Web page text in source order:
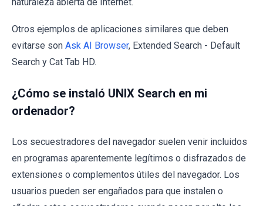
naturaleza abierta de Internet.
Otros ejemplos de aplicaciones similares que deben
evitarse son Ask AI Browser, Extended Search - Default
Search y Cat Tab HD.
¿Cómo se instaló UNIX Search en mi
ordenador?
Los secuestradores del navegador suelen venir incluidos
en programas aparentemente legítimos o disfrazados de
extensiones o complementos útiles del navegador. Los
usuarios pueden ser engañados para que instalen o